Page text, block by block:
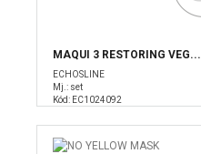
MAQUI 3 RESTORING VEG...
ECHOSLINE
Mj.: set
Kód: EC1024092